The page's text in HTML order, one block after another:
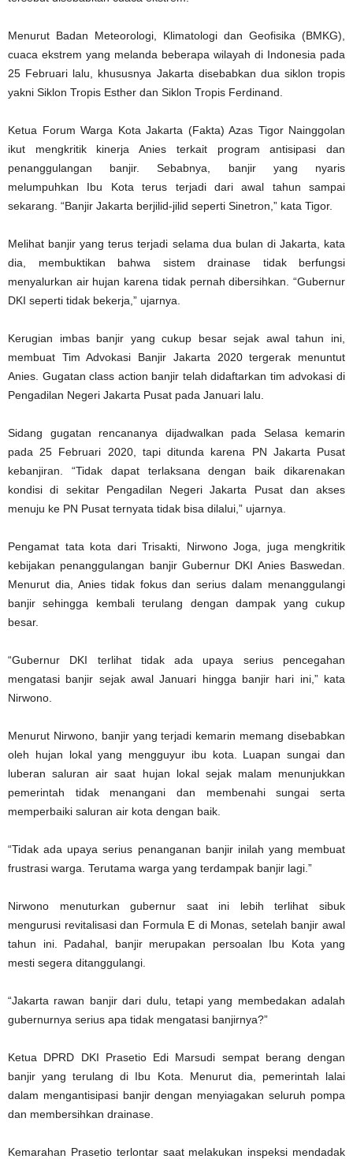
Menurut Badan Meteorologi, Klimatologi dan Geofisika (BMKG),
cuaca ekstrem yang melanda beberapa wilayah di Indonesia pada
25 Februari lalu, khususnya Jakarta disebabkan dua siklon tropis
yakni Siklon Tropis Esther dan Siklon Tropis Ferdinand.
Ketua Forum Warga Kota Jakarta (Fakta) Azas Tigor Nainggolan
ikut mengkritik kinerja Anies terkait program antisipasi dan
penanggulangan banjir. Sebabnya, banjir yang nyaris
melumpuhkan Ibu Kota terus terjadi dari awal tahun sampai
sekarang. “Banjir Jakarta berjilid-jilid seperti Sinetron,” kata Tigor.
Melihat banjir yang terus terjadi selama dua bulan di Jakarta, kata
dia, membuktikan bahwa sistem drainase tidak berfungsi
menyalurkan air hujan karena tidak pernah dibersihkan. “Gubernur
DKI seperti tidak bekerja,” ujarnya.
Kerugian imbas banjir yang cukup besar sejak awal tahun ini,
membuat Tim Advokasi Banjir Jakarta 2020 tergerak menuntut
Anies. Gugatan class action banjir telah didaftarkan tim advokasi di
Pengadilan Negeri Jakarta Pusat pada Januari lalu.
Sidang gugatan rencananya dijadwalkan pada Selasa kemarin
pada 25 Februari 2020, tapi ditunda karena PN Jakarta Pusat
kebanjiran. “Tidak dapat terlaksana dengan baik dikarenakan
kondisi di sekitar Pengadilan Negeri Jakarta Pusat dan akses
menuju ke PN Pusat ternyata tidak bisa dilalui,” ujarnya.
Pengamat tata kota dari Trisakti, Nirwono Joga, juga mengkritik
kebijakan penanggulangan banjir Gubernur DKI Anies Baswedan.
Menurut dia, Anies tidak fokus dan serius dalam menanggulangi
banjir sehingga kembali terulang dengan dampak yang cukup
besar.
“Gubernur DKI terlihat tidak ada upaya serius pencegahan
mengatasi banjir sejak awal Januari hingga banjir hari ini,” kata
Nirwono.
Menurut Nirwono, banjir yang terjadi kemarin memang disebabkan
oleh hujan lokal yang mengguyur ibu kota. Luapan sungai dan
luberan saluran air saat hujan lokal sejak malam menunjukkan
pemerintah tidak menangani dan membenahi sungai serta
memperbaiki saluran air kota dengan baik.
“Tidak ada upaya serius penanganan banjir inilah yang membuat
frustrasi warga. Terutama warga yang terdampak banjir lagi.”
Nirwono menuturkan gubernur saat ini lebih terlihat sibuk
mengurusi revitalisasi dan Formula E di Monas, setelah banjir awal
tahun ini. Padahal, banjir merupakan persoalan Ibu Kota yang
mesti segera ditanggulangi.
“Jakarta rawan banjir dari dulu, tetapi yang membedakan adalah
gubernurnya serius apa tidak mengatasi banjirnya?”
Ketua DPRD DKI Prasetio Edi Marsudi sempat berang dengan
banjir yang terulang di Ibu Kota. Menurut dia, pemerintah lalai
dalam mengantisipasi banjir dengan menyiagakan seluruh pompa
dan membersihkan drainase.
Kemarahan Prasetio terlontar saat melakukan inspeksi mendadak